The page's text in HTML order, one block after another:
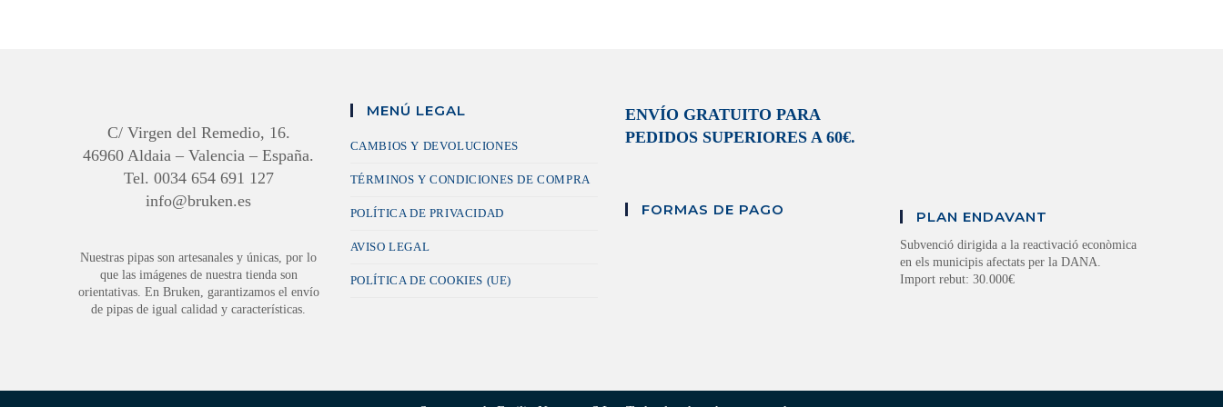
C/ Virgen del Remedio, 16.
46960 Aldaia – Valencia – España.
Tel. 0034 654 691 127
info@bruken.es
Nuestras pipas son artesanales y únicas, por lo
que las imágenes de nuestra tienda son
orientativas. En Bruken, garantizamos el envío
de pipas de igual calidad y características.
MENÚ LEGAL
CAMBIOS Y DEVOLUCIONES
TÉRMINOS Y CONDICIONES DE COMPRA
POLÍTICA DE PRIVACIDAD
AVISO LEGAL
POLÍTICA DE COOKIES (UE)
ENVÍO GRATUITO PARA
PEDIDOS SUPERIORES A 60€.
FORMAS DE PAGO PLAN ENDAVANT
Subvenció dirigida a la reactivació econòmica
en els municipis afectats per la DANA.
Import rebut: 30.000€